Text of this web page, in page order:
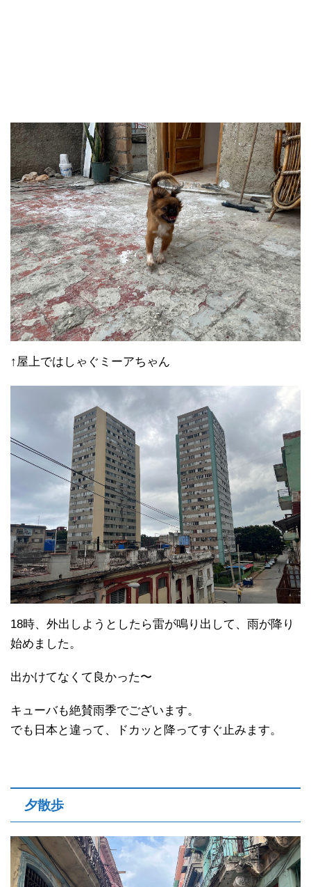
↑屋上ではしゃぐミーアちゃん
18時、外出しようとしたら雷が鳴り出して、雨が降り
始めました。
出かけてなくて良かった〜
キューバも絶賛雨季でございます。
でも日本と違って、ドカッと降ってすぐ止みます。
夕散歩